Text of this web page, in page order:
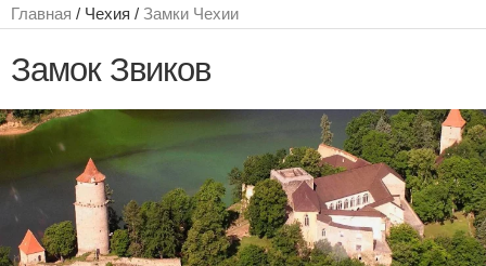
Главная / Чехия / Замки Чехии
Замок Звиков